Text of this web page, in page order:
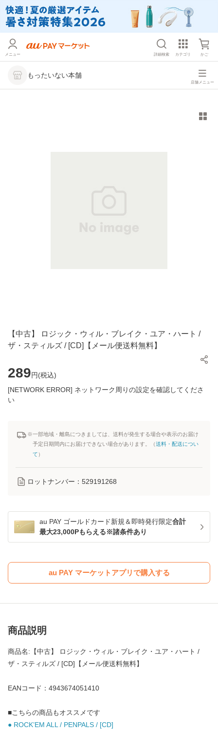
メニュー 詳細検索 カテゴリ かご
もったいない本舗
店舗メニュー
【中古】 ロジック・ウィル・ブレイク・ユア・ハート /
ザ・スティルズ / [CD]【メール便送料無料】
289円(税込)
[NETWORK ERROR] ネットワーク周りの設定を確認してくださ
い
※一部地域・離島につきましては、送料が発生する場合や表示のお届け
予定日期間内にお届けできない場合があります。（送料・配送につい
て ）
ロットナンバー： 529191268
au PAY ゴールドカード新規＆即時発行限定合計
最大23,000Pもらえる※諸条件あり
au PAY マーケットアプリで購入する
商品説明
商品名:【中古】 ロジック・ウィル・ブレイク・ユア・ハート /
ザ・スティルズ / [CD]【メール便送料無料】
EANコード：4943674051410
■こちらの商品もオススメです
● ROCK’EM ALL / PENPALS / [CD]